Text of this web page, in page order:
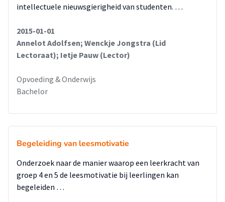
intellectuele nieuwsgierigheid van studenten. …
2015-01-01
Annelot Adolfsen; Wenckje Jongstra (Lid
Lectoraat); Ietje Pauw (Lector)
Opvoeding & Onderwijs
Bachelor
Begeleiding van leesmotivatie
Onderzoek naar de manier waarop een leerkracht van
groep 4 en 5 de leesmotivatie bij leerlingen kan
begeleiden …